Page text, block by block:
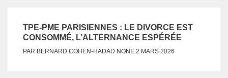
TPE-PME PARISIENNES : LE DIVORCE EST
CONSOMMÉ, L’ALTERNANCE ESPÉRÉE
PAR BERNARD COHEN-HADAD NONE 2 MARS 2026